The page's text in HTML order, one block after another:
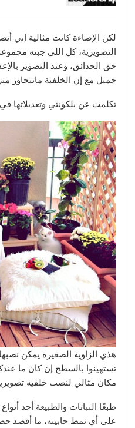
لكن الإضاءة كانت مثالية إني
التصويرية، كل اللي جبته
حق الحدائق، وعند التصوير
جميل مع إن الخلفية ماتتجاوز
تكلمت عن بلكونتي وتعديلاتها
هذي الزاوية الصغيرة يمكن
تستهينوا بالسطح إن كان ما
مكان مثالي لنصب خلفية
طبعًا النباتات والطبيعة أحد
على أي نمط حابينه، ما أقصد